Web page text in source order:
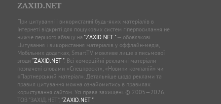
ZAXID.NET
При цитуванні і використанні будь-яких матеріалів в
Інтернеті відкриті для пошукових систем гіперпосилання не
нижче першого абзацу на "ZAXID.NET "— обов’язкові.
Цитування і використання матеріалів у оффлайн-медіа,
Мобільних додатках, SmartTV можливе лише з письмової
згоди "ZAXID.NET ". Всі комерційні рекламні матеріали
позначені словами «Спецпроєкт», «Новини компаній» чи
«Партнерський матеріал». Детальніше щодо реклами та
правил цитування можна ознайомитись в правилах
користування сайтом. Усі права захищені. © 2005—2026,
ТОВ “ЗАХІД.НЕТ”, "ZAXID.NET ".